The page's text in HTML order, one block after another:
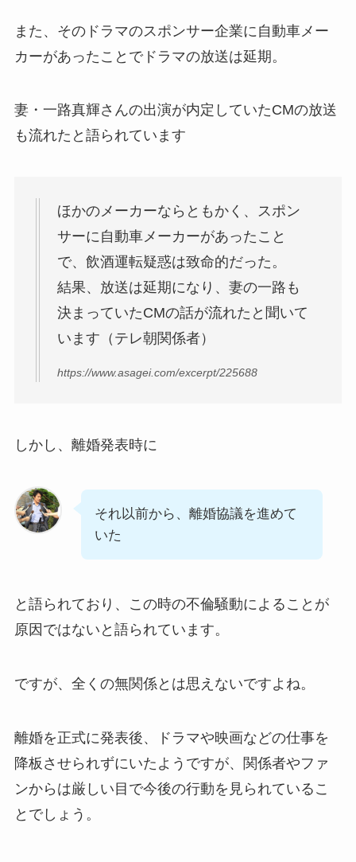
また、そのドラマのスポンサー企業に自動車メー
カーがあったことでドラマの放送は延期。
妻・一路真輝さんの出演が内定していたCMの放送
も流れたと語られています
ほかのメーカーならともかく、スポン
サーに自動車メーカーがあったこと
で、飲酒運転疑惑は致命的だった。
結果、放送は延期になり、妻の一路も
決まっていたCMの話が流れたと聞いて
います（テレ朝関係者）
https://www.asagei.com/excerpt/225688
しかし、離婚発表時に
それ以前から、離婚協議を進めて
いた
と語られており、この時の不倫騒動によることが
原因ではないと語られています。
ですが、全くの無関係とは思えないですよね。
離婚を正式に発表後、ドラマや映画などの仕事を
降板させられずにいたようですが、関係者やファ
ンからは厳しい目で今後の行動を見られているこ
とでしょう。